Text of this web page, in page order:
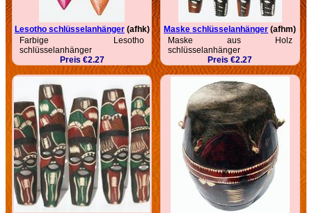
Lesotho schlüsselanhänger(afhk)
Farbige Lesotho
schlüsselanhänger
Preis €2.27
Maske schlüsselanhänger (afhm)
Maske aus Holz
schlüsselanhänger
Preis €2.27